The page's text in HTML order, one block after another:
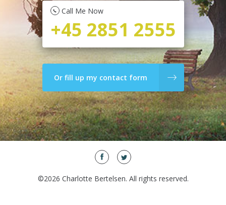
Call Me Now
+45 2851 2555
Or fill up my contact form
©2026 Charlotte Bertelsen. All rights reserved.